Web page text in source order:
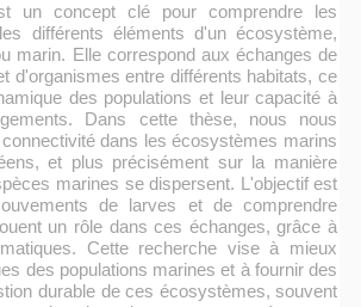
un concept clé pour comprendre les
différents éléments d'un écosystème,
marin. Elle correspond aux échanges de
d'organismes entre différents habitats, ce
des populations et leur capacité à
Dans cette thèse, nous nous
dans les écosystèmes marins
et plus précisément sur la manière
marines se dispersent. L'objectif est
de larves et de comprendre
un rôle dans ces échanges, grâce à
Cette recherche vise à mieux
des populations marines et à fournir des
durable de ces écosystèmes, souvent